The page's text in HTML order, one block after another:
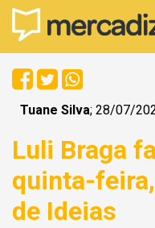
Tuane Silva; 28/07/
Luli Braga
quinta-
de Ideias